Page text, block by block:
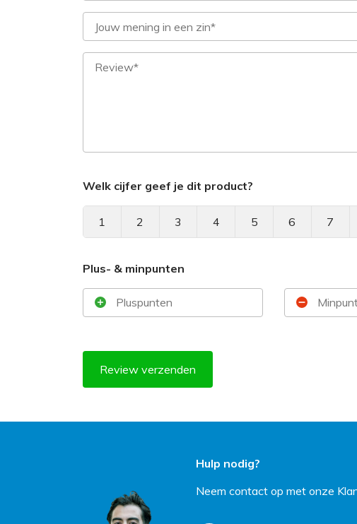
Welk cijfer geef je dit product?
1 2 3 4 5 6 7
Plus- & minpunten
Review verzenden
Hulp nodig?
Neem contact op met onze